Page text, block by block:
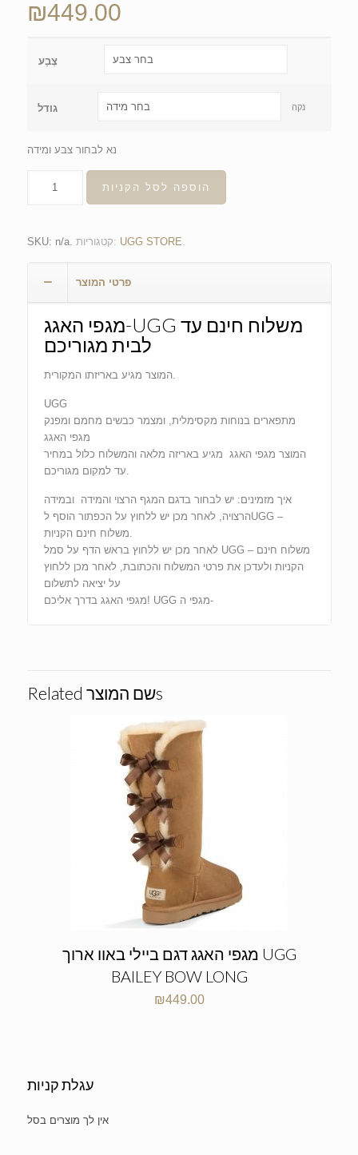
₪449.00
צֶבַע
גודל נקה
נא לבחור צבע ומידה
הוספה לסל הקניות
SKU: n/a. קטגוריות: UGG STORE.
פרטי המוצר
מגפי האגג-UGG משלוח חינם עד
לבית מגוריכם
המוצר מגיע באריזתו המקורית.
UGG
מתפארים בנוחות מקסימלית, ומצמר כבשים מחמם ומפנק
מגפי האגג
המוצר מגפי האגג מגיע באריזה מלאה והמשלוח כלול במחיר
עד למקום מגוריכם.
איך מזמינים: יש לבחור בדגם המגף הרצוי והמידה ובמידה
הרצויה, לאחר מכן יש ללחוץ על הכפתור הוסף לUGG –
משלוח חינם הקניות.
לאחר מכן יש ללחוץ בראש הדף על סמל UGG – משלוח חינם
הקניות ולעדכן את פרטי המשלוח והכתובת, לאחר מכן ללחוץ
על יציאה לתשלום
מגפי האגג בדרך אליכם! UGG מגפי ה-
Related שם המוצרs
מגפי האגג דגם ביילי באוו ארוך UGG
BAILEY BOW LONG
₪449.00
עגלת קניות